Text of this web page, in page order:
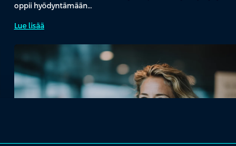
oppii hyödyntämään…
Lue lisää